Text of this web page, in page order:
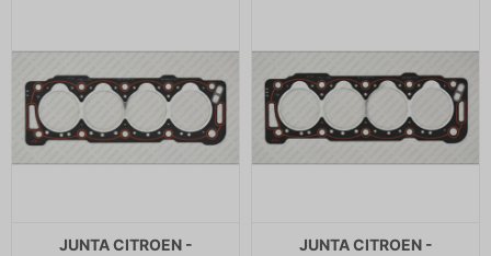
JUNTA CITROEN -
JUNTA CITROEN -